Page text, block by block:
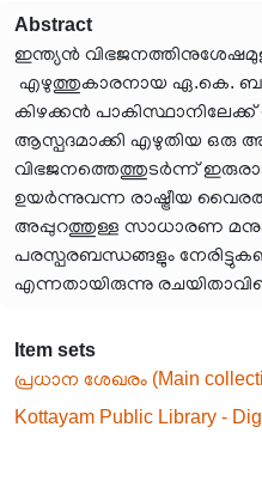
Abstract
ഇന്ത്യൻ
എഴുത്തുകാരനായ ഏ.കെ.
കിഴക്കൻ
ആസ്പദമാക്കി എഴുതിയ ഒരു
വിഭജനത്തെത്തുടർന്ന്
ഉയർന്നുവന്ന രാഷ്ട്രീയ
അപ്പുറത്തുള്ള സാധാരണ
പരസ്പരബന്ധങ്ങളും
എന്നതായിരുന്നു
Item sets
പ്രധാന ശേഖരം (Main
Kottayam Public Library -